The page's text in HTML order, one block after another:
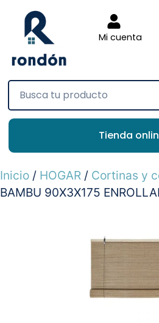
Mi cuenta
Tienda
Inicio / HOGAR / Cortinas y
BAMBU 90X3X175